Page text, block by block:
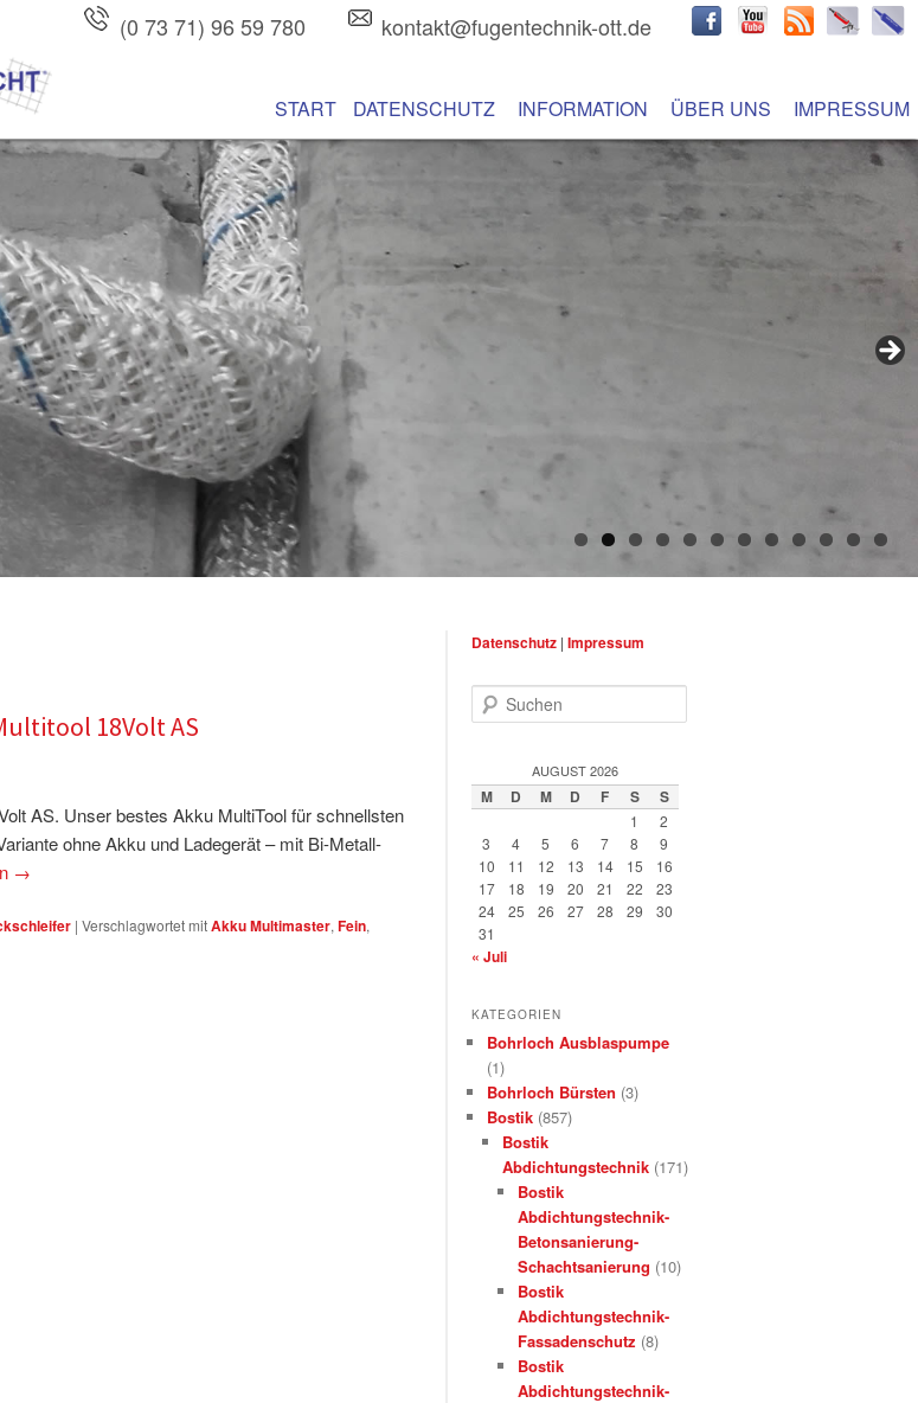
(0 73 71) 96 59 780 kontakt@fugentechnik-ott.de
Hauptmenü
Zum Inhalt wechseln
Zum sekundären Inhalt wechseln
START DATENSCHUTZ INFORMATION ÜBER UNS IMPRESSUM
18Volt AS
AS. Unser bestes Akku MultiTool für schnellsten
ohne Akku und Ladegerät – mit Bi-Metall-
→
| Verschlagwortet mitAkku Multimaster, Fein,
Datenschutz | Impressum
Suchen
AUGUST 2026
M D M D F S S
1
2
3
4 5 6 7 8
9
10
11 12 13 14 15
16
17
18 19 20 21 22
23
24
25 26 27 28 29
30
31
« Juli
KATEGORIEN
Bohrloch Ausblaspumpe
(1)
Bohrloch Bürsten (3)
Bostik (857)
Bostik
Abdichtungstechnik (171)
Bostik
Abdichtungstechnik-
Betonsanierung-
Schachtsanierung (10)
Bostik
Abdichtungstechnik-
Fassadenschutz (8)
Bostik
Abdichtungstechnik-